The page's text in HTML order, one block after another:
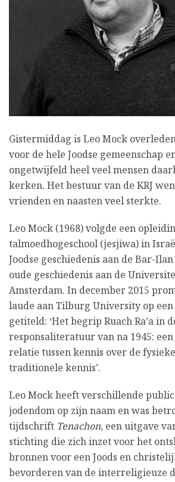
Gistermiddag is Leo Mock
voor de hele Joodse gemeenschap
ongetwijfeld heel veel mensen
kerken. Het bestuur van de KRJ
vrienden en naasten veel sterkte.
Leo Mock (1968) volgde een
talmoedhogeschool (jesjiwa) in
Joodse geschiedenis aan de Bar-
oude geschiedenis aan de
Amsterdam. In december 2015
laude aan Tilburg University op
getiteld: ‘Het begrip Ruach Ra’a in
responsaliteratuur van na 1945: een
relatie tussen kennis over de
traditionele kennis’.
Leo Mock heeft verschillende
jodendom op zijn naam en was
tijdschrift Tenachon, een uitgave
stichting die zich inzet voor het
bronnen voor een Joods en
bevorderen van de interreligieuze